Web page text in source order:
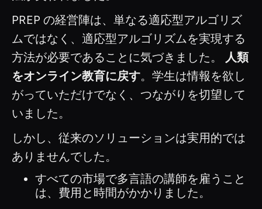
PREP の経営陣は、単なる適応型アルゴリズ
ムではなく、適応型アルゴリズムを実現する
方法が必要であることに気づきました。 人類
をオンライン教育に戻す。学生は情報を欲し
がっていただけでなく、つながりを切望して
いました。
しかし、従来のソリューションは実用的では
ありませんでした。
すべての市場で多言語の講師を雇うこと
は、費用と時間がかかりました。